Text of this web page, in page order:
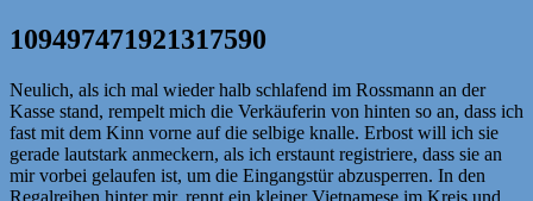
109497471921317590
Neulich, als ich mal wieder halb schlafend im Rossmann an der
Kasse stand, rempelt mich die Verkäuferin von hinten so an, dass ich
fast mit dem Kinn vorne auf die selbige knalle. Erbost will ich sie
gerade lautstark anmeckern, als ich erstaunt registriere, dass sie an
mir vorbei gelaufen ist, um die Eingangstür abzusperren. In den
Regalreihen hinter mir, rennt ein kleiner Vietnamese im Kreis und